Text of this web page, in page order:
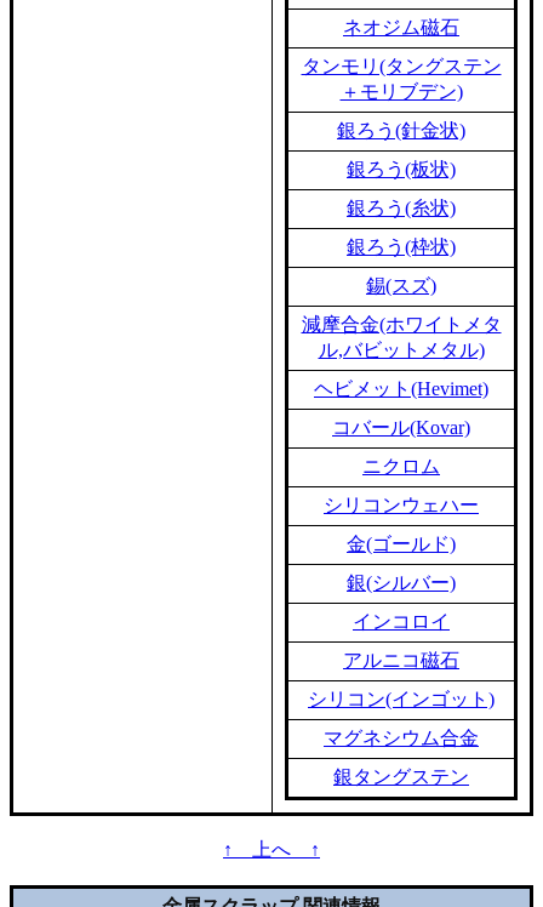
ネオジム磁石
タンモリ(タングステン
＋モリブデン)
銀ろう(針金状)
銀ろう(板状)
銀ろう(糸状)
銀ろう(枠状)
錫(スズ)
減摩合金(ホワイトメタ
ル,バビットメタル)
ヘビメット(Hevimet)
コバール(Kovar)
ニクロム
シリコンウェハー
金(ゴールド)
銀(シルバー)
インコロイ
アルニコ磁石
シリコン(インゴット)
マグネシウム合金
銀タングステン
↑ 上へ ↑